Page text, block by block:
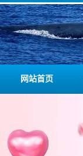
网站首页